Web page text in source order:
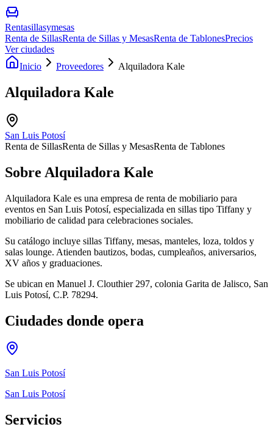
Rentasillasymesas
Renta de SillasRenta de Sillas y MesasRenta de TablonesPrecios
Ver ciudades
Inicio
Proveedores Alquiladora Kale
Alquiladora Kale
San Luis Potosí
Renta de SillasRenta de Sillas y MesasRenta de Tablones
Sobre Alquiladora Kale
Alquiladora Kale es una empresa de renta de mobiliario para
eventos en San Luis Potosí, especializada en sillas tipo Tiffany y
mobiliario de calidad para celebraciones sociales.
Su catálogo incluye sillas Tiffany, mesas, manteles, loza, toldos y
salas lounge. Atienden bautizos, bodas, cumpleaños, aniversarios,
XV años y graduaciones.
Se ubican en Manuel J. Clouthier 297, colonia Garita de Jalisco, San
Luis Potosí, C.P. 78294.
Ciudades donde opera
San Luis Potosí
San Luis Potosí
Servicios